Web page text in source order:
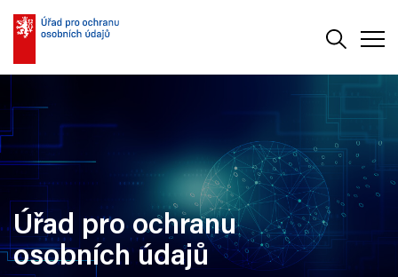
Úřad pro ochranu
osobních údajů